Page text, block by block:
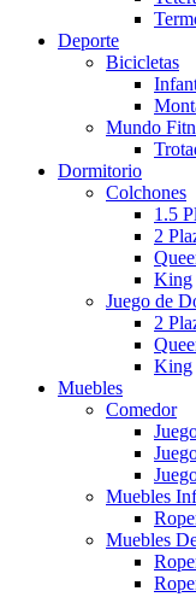
Deporte
Bicicletas
Mundo
Dormitorio
Colchones
1.5
2
King
Juego de
2
King
Muebles
Comedor
Muebles
Muebles